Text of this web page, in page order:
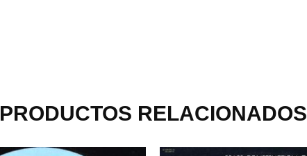
PRODUCTOS RELACIONADOS